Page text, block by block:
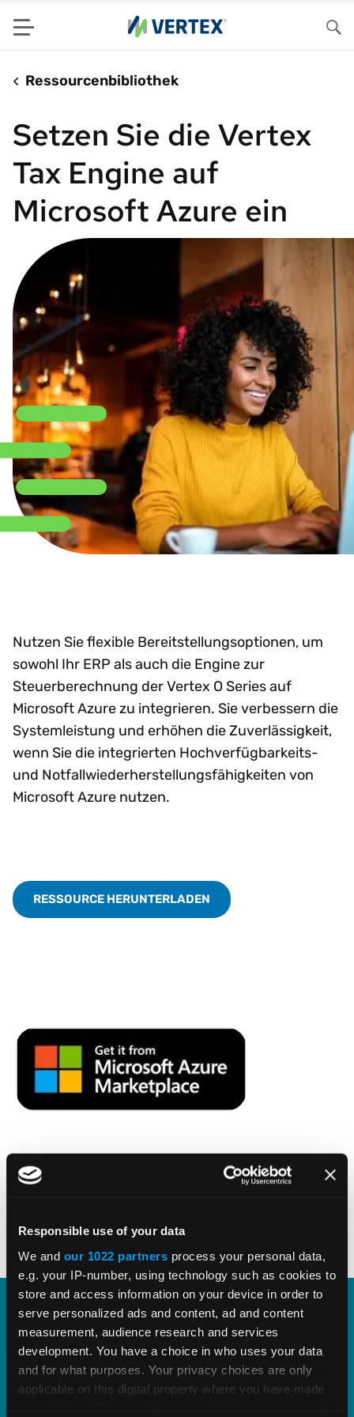
Responsible use of your data
We and our 1022 partners process your personal data,
e.g. your IP-number, using technology such as cookies to
store and access information on your device in order to
serve personalized ads and content, ad and content
measurement, audience research and services
development. You have a choice in who uses your data
and for what purposes. Your privacy choices are only
applicable on this digital property where you have made
Menu
Ressourcenbibliothek
Setzen Sie die Vertex
Tax Engine auf
Microsoft Azure ein
Nutzen Sie flexible Bereitstellungsoptionen, um
sowohl Ihr ERP als auch die Engine zur
Steuerberechnung der Vertex O Series auf
Microsoft Azure zu integrieren. Sie verbessern die
Systemleistung und erhöhen die Zuverlässigkeit,
wenn Sie die integrierten Hochverfügbarkeits-
und Notfallwiederherstellungsfähigkeiten von
Microsoft Azure nutzen.
RESSOURCE HERUNTERLADEN
Vertex Indirect Tax O Series
Streamline indirect tax management with deep,
proven tax content and software built to scale.